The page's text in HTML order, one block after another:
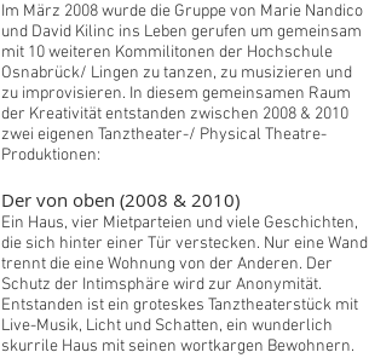
Im März 2008 wurde die Gruppe von Marie Nandico
und David Kilinc ins Leben gerufen um gemeinsam
mit 10 weiteren Kommilitonen der Hochschule
Osnabrück/ Lingen zu tanzen, zu musizieren und
zu improvisieren. In diesem gemeinsamen Raum
der Kreativität entstanden zwischen 2008 & 2010
zwei eigenen Tanztheater-/ Physical Theatre-
Produktionen:
Der von oben (2008 & 2010)
Ein Haus, vier Mietparteien und viele Geschichten,
die sich hinter einer Tür verstecken. Nur eine Wand
trennt die eine Wohnung von der Anderen. Der
Schutz der Intimsphäre wird zur Anonymität.
Entstanden ist ein groteskes Tanztheaterstück mit
Live-Musik, Licht und Schatten, ein wunderlich
skurrile Haus mit seinen wortkargen Bewohnern.